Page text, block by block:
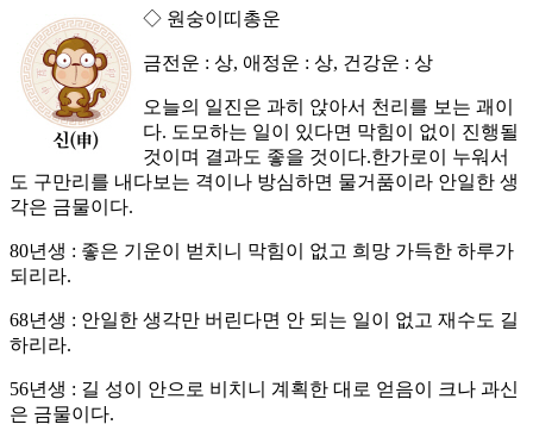
◇ 원숭이띠총운
금전운 : 상, 애정운 : 상, 건강운 : 상
오늘의 일진은 과히 앉아서 천리를 보는 괘이
다. 도모하는 일이 있다면 막힘이 없이 진행될
것이며 결과도 좋을 것이다.한가로이 누워서
도 구만리를 내다보는 격이나 방심하면 물거품이라 안일한 생
각은 금물이다.
80년생 : 좋은 기운이 벋치니 막힘이 없고 희망 가득한 하루가
되리라.
68년생 : 안일한 생각만 버린다면 안 되는 일이 없고 재수도 길
하리라.
56년생 : 길 성이 안으로 비치니 계획한 대로 얻음이 크나 과신
은 금물이다.